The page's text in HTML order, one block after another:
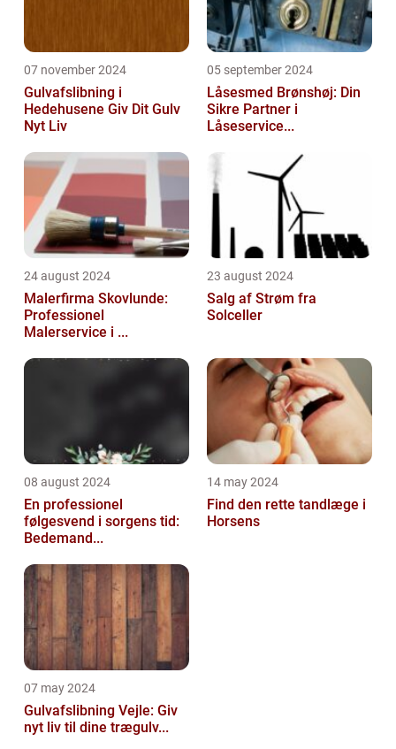
07 november 2024
Gulvafslibning i
Hedehusene Giv Dit Gulv
Nyt Liv
05 september 2024
Låsesmed Brønshøj: Din
Sikre Partner i
Låseservice...
24 august 2024
Malerfirma Skovlunde:
Professionel
Malerservice i ...
23 august 2024
Salg af Strøm fra
Solceller
08 august 2024
En professionel
følgesvend i sorgens tid:
Bedemand...
14 may 2024
Find den rette tandlæge i
Horsens
07 may 2024
Gulvafslibning Vejle: Giv
nyt liv til dine trægulv...